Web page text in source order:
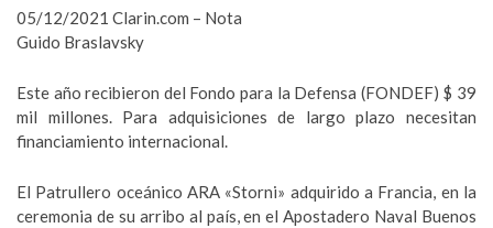
05/12/2021 Clarin.com – Nota
Guido Braslavsky
Este año recibieron del Fondo para la Defensa (FONDEF) $ 39
mil millones. Para adquisiciones de largo plazo necesitan
financiamiento internacional.
El Patrullero oceánico ARA «Storni» adquirido a Francia, en la
ceremonia de su arribo al país, en el Apostadero Naval Buenos